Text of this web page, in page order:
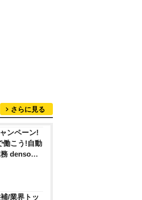
さらに見る
ンペーン!
働こう!自動
denso
/業界トッ